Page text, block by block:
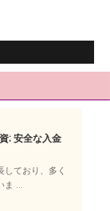
: 安全な入金
ており、多く
ま ...